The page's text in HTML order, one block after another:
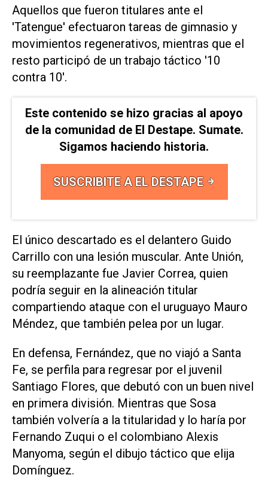
Aquellos que fueron titulares ante el
'Tatengue' efectuaron tareas de gimnasio y
movimientos regenerativos, mientras que el
resto participó de un trabajo táctico '10
contra 10'.
Este contenido se hizo gracias al apoyo
de la comunidad de El Destape. Sumate.
Sigamos haciendo historia.
SUSCRIBITE A EL DESTAPE
El único descartado es el delantero Guido
Carrillo con una lesión muscular. Ante Unión,
su reemplazante fue Javier Correa, quien
podría seguir en la alineación titular
compartiendo ataque con el uruguayo Mauro
Méndez, que también pelea por un lugar.
En defensa, Fernández, que no viajó a Santa
Fe, se perfila para regresar por el juvenil
Santiago Flores, que debutó con un buen nivel
en primera división. Mientras que Sosa
también volvería a la titularidad y lo haría por
Fernando Zuqui o el colombiano Alexis
Manyoma, según el dibujo táctico que elija
Domínguez.